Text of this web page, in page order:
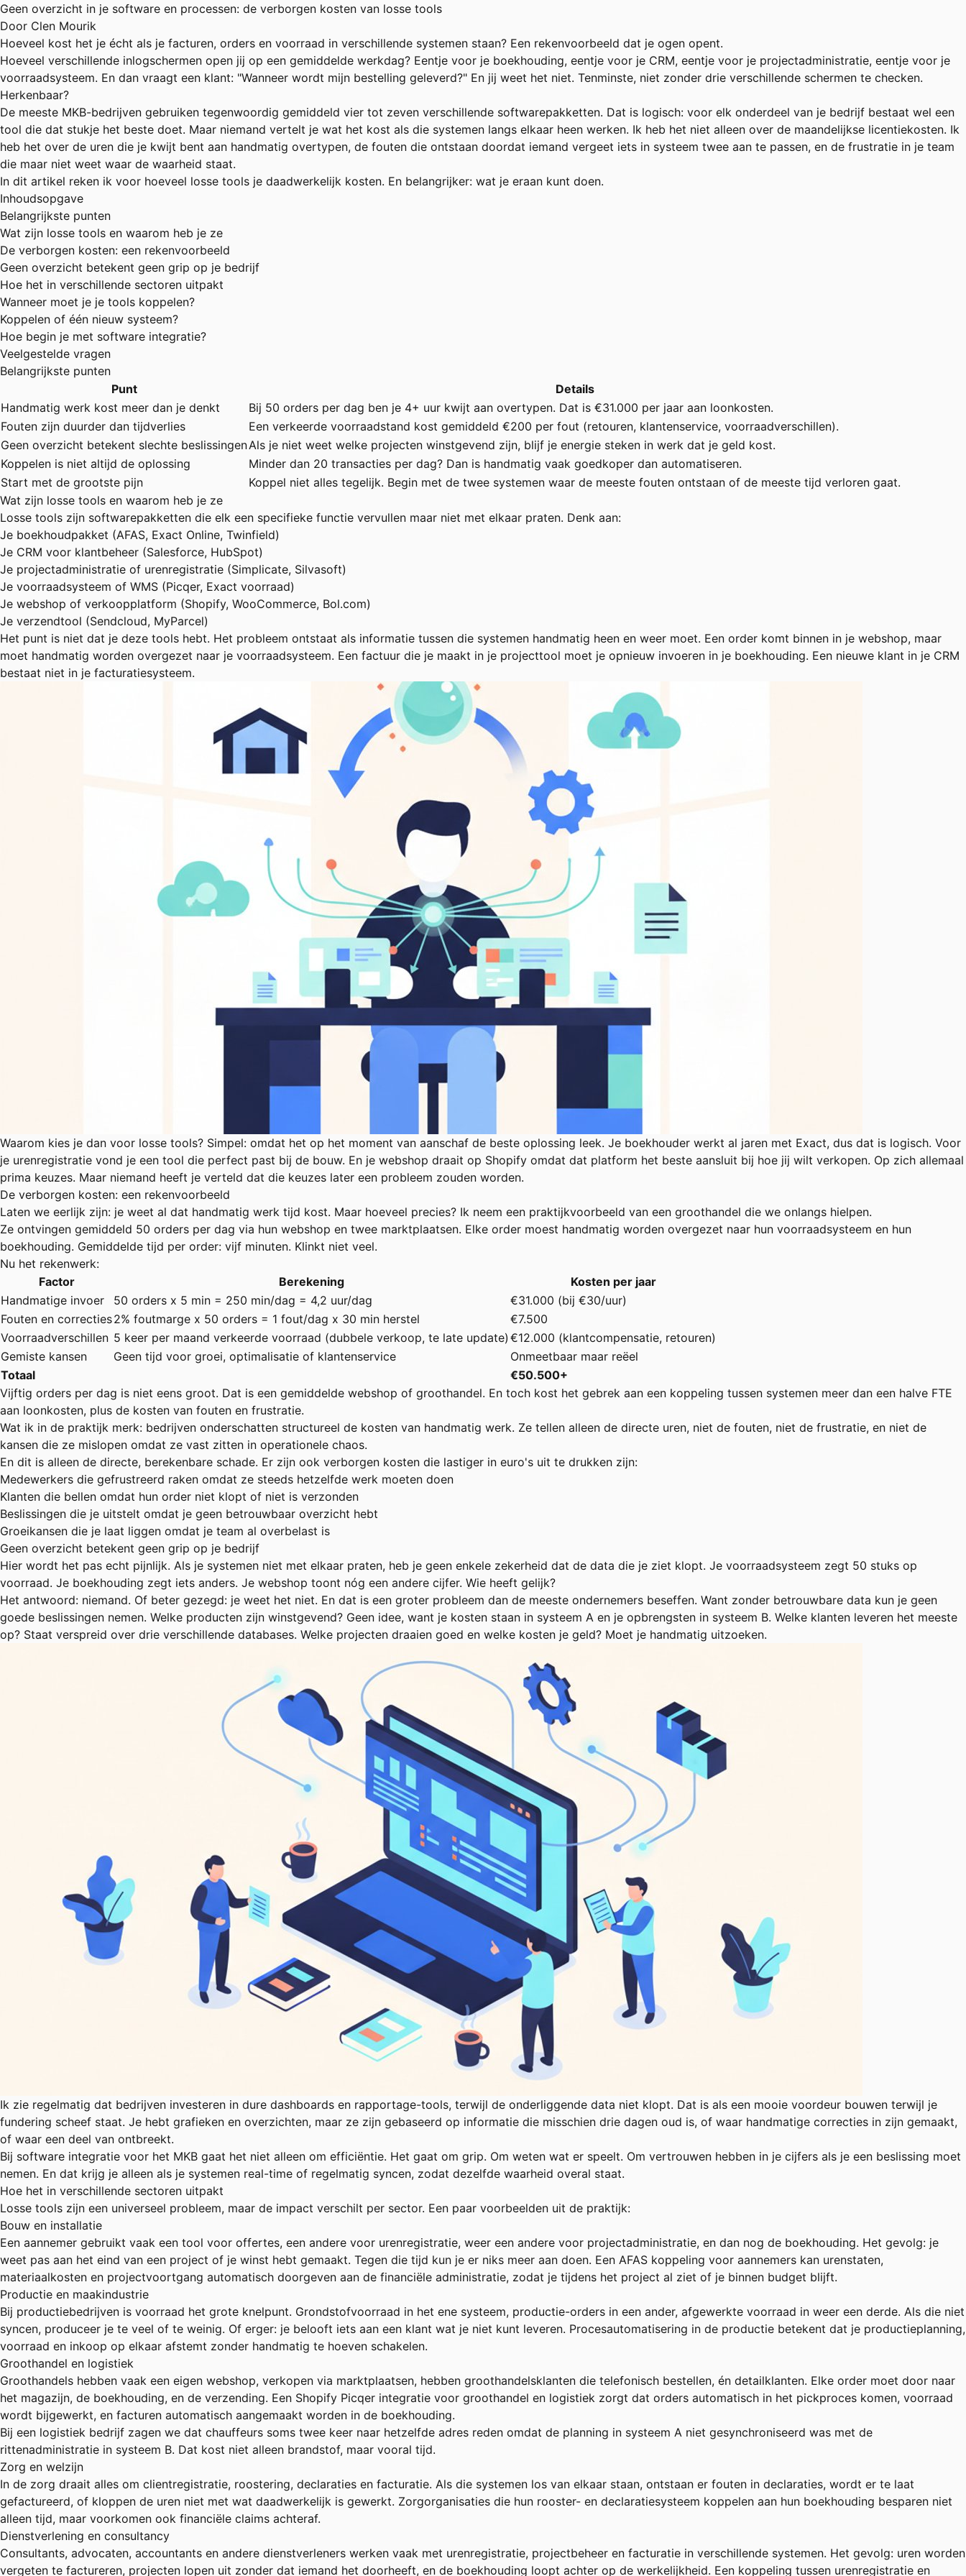
Geen overzicht in je software en processen: de verborgen kosten van losse tools
Door Clen Mourik
Hoeveel kost het je écht als je facturen, orders en voorraad in verschillende systemen staan? Een rekenvoorbeeld dat je ogen opent.
Hoeveel verschillende inlogschermen open jij op een gemiddelde werkdag? Eentje voor je boekhouding, eentje voor je CRM, eentje voor je projectadministratie, eentje voor je
voorraadsysteem. En dan vraagt een klant: "Wanneer wordt mijn bestelling geleverd?" En jij weet het niet. Tenminste, niet zonder drie verschillende schermen te checken.
Herkenbaar?
De meeste MKB-bedrijven gebruiken tegenwoordig gemiddeld vier tot zeven verschillende softwarepakketten. Dat is logisch: voor elk onderdeel van je bedrijf bestaat wel een
tool die dat stukje het beste doet. Maar niemand vertelt je wat het kost als die systemen langs elkaar heen werken. Ik heb het niet alleen over de maandelijkse licentiekosten. Ik
heb het over de uren die je kwijt bent aan handmatig overtypen, de fouten die ontstaan doordat iemand vergeet iets in systeem twee aan te passen, en de frustratie in je team
die maar niet weet waar de waarheid staat.
In dit artikel reken ik voor hoeveel losse tools je daadwerkelijk kosten. En belangrijker: wat je eraan kunt doen.
Inhoudsopgave
Belangrijkste punten
Wat zijn losse tools en waarom heb je ze
De verborgen kosten: een rekenvoorbeeld
Geen overzicht betekent geen grip op je bedrijf
Hoe het in verschillende sectoren uitpakt
Wanneer moet je je tools koppelen?
Koppelen of één nieuw systeem?
Hoe begin je met software integratie?
Veelgestelde vragen
Belangrijkste punten
Punt
Details
Handmatig werk kost meer dan je denkt
Bij 50 orders per dag ben je 4+ uur kwijt aan overtypen. Dat is €31.000 per jaar aan loonkosten.
Fouten zijn duurder dan tijdverlies
Een verkeerde voorraadstand kost gemiddeld €200 per fout (retouren, klantenservice, voorraadverschillen).
Geen overzicht betekent slechte beslissingenAls je niet weet welke projecten winstgevend zijn, blijf je energie steken in werk dat je geld kost.
Koppelen is niet altijd de oplossing
Minder dan 20 transacties per dag? Dan is handmatig vaak goedkoper dan automatiseren.
Start met de grootste pijn
Koppel niet alles tegelijk. Begin met de twee systemen waar de meeste fouten ontstaan of de meeste tijd verloren gaat.
Wat zijn losse tools en waarom heb je ze
Losse tools zijn softwarepakketten die elk een specifieke functie vervullen maar niet met elkaar praten. Denk aan:
Je boekhoudpakket (AFAS, Exact Online, Twinfield)
Je CRM voor klantbeheer (Salesforce, HubSpot)
Je projectadministratie of urenregistratie (Simplicate, Silvasoft)
Je voorraadsysteem of WMS (Picqer, Exact voorraad)
Je webshop of verkoopplatform (Shopify, WooCommerce, Bol.com)
Je verzendtool (Sendcloud, MyParcel)
Het punt is niet dat je deze tools hebt. Het probleem ontstaat als informatie tussen die systemen handmatig heen en weer moet. Een order komt binnen in je webshop, maar
moet handmatig worden overgezet naar je voorraadsysteem. Een factuur die je maakt in je projecttool moet je opnieuw invoeren in je boekhouding. Een nieuwe klant in je CRM
bestaat niet in je facturatiesysteem.
Waarom kies je dan voor losse tools? Simpel: omdat het op het moment van aanschaf de beste oplossing leek. Je boekhouder werkt al jaren met Exact, dus dat is logisch. Voor
je urenregistratie vond je een tool die perfect past bij de bouw. En je webshop draait op Shopify omdat dat platform het beste aansluit bij hoe jij wilt verkopen. Op zich allemaal
prima keuzes. Maar niemand heeft je verteld dat die keuzes later een probleem zouden worden.
De verborgen kosten: een rekenvoorbeeld
Laten we eerlijk zijn: je weet al dat handmatig werk tijd kost. Maar hoeveel precies? Ik neem een praktijkvoorbeeld van een groothandel die we onlangs hielpen.
Ze ontvingen gemiddeld 50 orders per dag via hun webshop en twee marktplaatsen. Elke order moest handmatig worden overgezet naar hun voorraadsysteem en hun
boekhouding. Gemiddelde tijd per order: vijf minuten. Klinkt niet veel.
Nu het rekenwerk:
Factor
Berekening
Kosten per jaar
Handmatige invoer
50 orders x 5 min = 250 min/dag = 4,2 uur/dag
€31.000 (bij €30/uur)
Fouten en correcties2% foutmarge x 50 orders = 1 fout/dag x 30 min herstel
€7.500
Voorraadverschillen 5 keer per maand verkeerde voorraad (dubbele verkoop, te late update) €12.000 (klantcompensatie, retouren)
Gemiste kansen
Geen tijd voor groei, optimalisatie of klantenservice
Onmeetbaar maar reëel
Totaal
€50.500+
Vijftig orders per dag is niet eens groot. Dat is een gemiddelde webshop of groothandel. En toch kost het gebrek aan een koppeling tussen systemen meer dan een halve FTE
aan loonkosten, plus de kosten van fouten en frustratie.
Wat ik in de praktijk merk: bedrijven onderschatten structureel de kosten van handmatig werk. Ze tellen alleen de directe uren, niet de fouten, niet de frustratie, en niet de
kansen die ze mislopen omdat ze vast zitten in operationele chaos.
En dit is alleen de directe, berekenbare schade. Er zijn ook verborgen kosten die lastiger in euro's uit te drukken zijn:
Medewerkers die gefrustreerd raken omdat ze steeds hetzelfde werk moeten doen
Klanten die bellen omdat hun order niet klopt of niet is verzonden
Beslissingen die je uitstelt omdat je geen betrouwbaar overzicht hebt
Groeikansen die je laat liggen omdat je team al overbelast is
Geen overzicht betekent geen grip op je bedrijf
Hier wordt het pas echt pijnlijk. Als je systemen niet met elkaar praten, heb je geen enkele zekerheid dat de data die je ziet klopt. Je voorraadsysteem zegt 50 stuks op
voorraad. Je boekhouding zegt iets anders. Je webshop toont nóg een andere cijfer. Wie heeft gelijk?
Het antwoord: niemand. Of beter gezegd: je weet het niet. En dat is een groter probleem dan de meeste ondernemers beseffen. Want zonder betrouwbare data kun je geen
goede beslissingen nemen. Welke producten zijn winstgevend? Geen idee, want je kosten staan in systeem A en je opbrengsten in systeem B. Welke klanten leveren het meeste
op? Staat verspreid over drie verschillende databases. Welke projecten draaien goed en welke kosten je geld? Moet je handmatig uitzoeken.
Ik zie regelmatig dat bedrijven investeren in dure dashboards en rapportage-tools, terwijl de onderliggende data niet klopt. Dat is als een mooie voordeur bouwen terwijl je
fundering scheef staat. Je hebt grafieken en overzichten, maar ze zijn gebaseerd op informatie die misschien drie dagen oud is, of waar handmatige correcties in zijn gemaakt,
of waar een deel van ontbreekt.
Bij software integratie voor het MKB gaat het niet alleen om efficiëntie. Het gaat om grip. Om weten wat er speelt. Om vertrouwen hebben in je cijfers als je een beslissing moet
nemen. En dat krijg je alleen als je systemen real-time of regelmatig syncen, zodat dezelfde waarheid overal staat.
Hoe het in verschillende sectoren uitpakt
Losse tools zijn een universeel probleem, maar de impact verschilt per sector. Een paar voorbeelden uit de praktijk:
Bouw en installatie
Een aannemer gebruikt vaak een tool voor offertes, een andere voor urenregistratie, weer een andere voor projectadministratie, en dan nog de boekhouding. Het gevolg: je
weet pas aan het eind van een project of je winst hebt gemaakt. Tegen die tijd kun je er niks meer aan doen. Een AFAS koppeling voor aannemers kan urenstaten,
materiaalkosten en projectvoortgang automatisch doorgeven aan de financiële administratie, zodat je tijdens het project al ziet of je binnen budget blijft.
Productie en maakindustrie
Bij productiebedrijven is voorraad het grote knelpunt. Grondstofvoorraad in het ene systeem, productie-orders in een ander, afgewerkte voorraad in weer een derde. Als die niet
syncen, produceer je te veel of te weinig. Of erger: je belooft iets aan een klant wat je niet kunt leveren. Procesautomatisering in de productie betekent dat je productieplanning,
voorraad en inkoop op elkaar afstemt zonder handmatig te hoeven schakelen.
Groothandel en logistiek
Groothandels hebben vaak een eigen webshop, verkopen via marktplaatsen, hebben groothandelsklanten die telefonisch bestellen, én detailklanten. Elke order moet door naar
het magazijn, de boekhouding, en de verzending. Een Shopify Picqer integratie voor groothandel en logistiek zorgt dat orders automatisch in het pickproces komen, voorraad
wordt bijgewerkt, en facturen automatisch aangemaakt worden in de boekhouding.
Bij een logistiek bedrijf zagen we dat chauffeurs soms twee keer naar hetzelfde adres reden omdat de planning in systeem A niet gesynchroniseerd was met de
rittenadministratie in systeem B. Dat kost niet alleen brandstof, maar vooral tijd.
Zorg en welzijn
In de zorg draait alles om clientregistratie, roostering, declaraties en facturatie. Als die systemen los van elkaar staan, ontstaan er fouten in declaraties, wordt er te laat
gefactureerd, of kloppen de uren niet met wat daadwerkelijk is gewerkt. Zorgorganisaties die hun rooster- en declaratiesysteem koppelen aan hun boekhouding besparen niet
alleen tijd, maar voorkomen ook financiële claims achteraf.
Dienstverlening en consultancy
Consultants, advocaten, accountants en andere dienstverleners werken vaak met urenregistratie, projectbeheer en facturatie in verschillende systemen. Het gevolg: uren worden
vergeten te factureren, projecten lopen uit zonder dat iemand het doorheeft, en de boekhouding loopt achter op de werkelijkheid. Een koppeling tussen urenregistratie en